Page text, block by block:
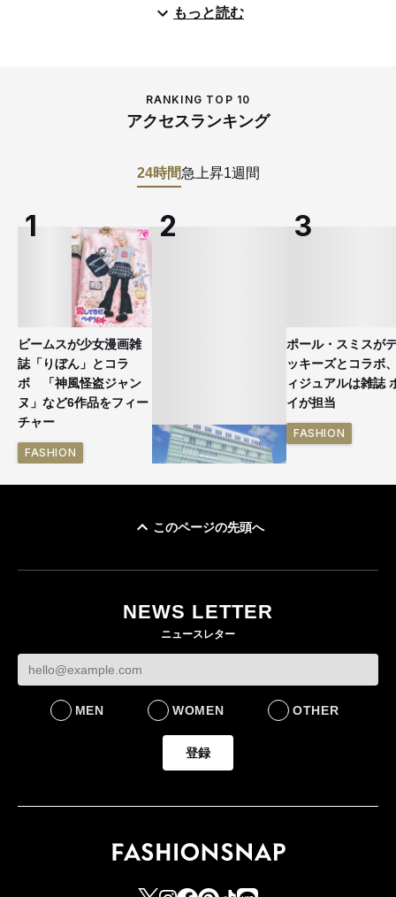
もっと読む
RANKING TOP 10
アクセスランキング
24時間急上昇1週間
ビームスが少女漫画雑
誌「りぼん」とコラ
ボ 「神風怪盗ジャン
ヌ」など6作品をフィー
チャー
FASHION
FASHION
ポール・スミスが
ッキーズとコラボ
ィジュアルは雑誌
イが担当
FASHION
このページの先頭へ
NEWS LETTER
ニュースレター
MEN WOMEN OTHER
登録